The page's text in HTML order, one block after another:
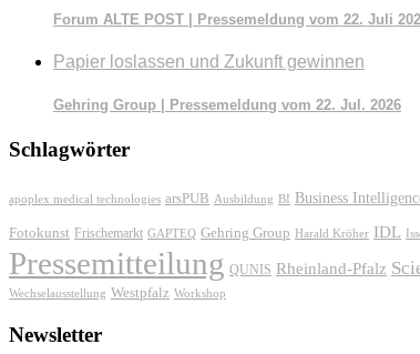
Forum ALTE POST | Pressemeldung vom 22. Juli
Papier loslassen und Zukunft gewinnen
Gehring Group | Pressemeldung vom 22. Jul. 2026
Schlagwörter
apoplex medical technologies arsPUB Ausbildung BI Business
Fotokunst Frischemarkt GAPTEQ Gehring Group Harald Kröher IDL
Pressemitteilung QUNIS Rheinland-Pfalz
Wechselausstellung Westpfalz Workshop
Newsletter